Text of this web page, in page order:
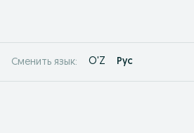
Сменить язык: O'Z Рус